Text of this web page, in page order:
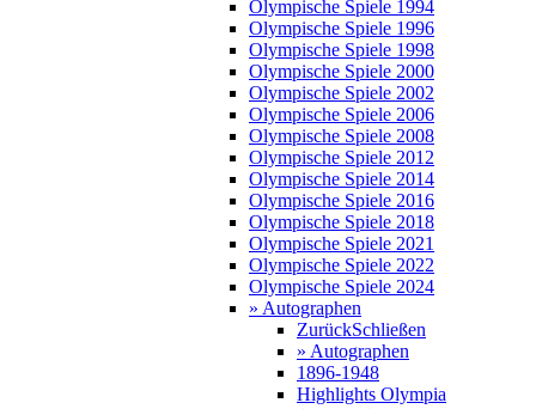
Olympische Spiele 1994
Olympische Spiele 1996
Olympische Spiele 1998
Olympische Spiele 2000
Olympische Spiele 2002
Olympische Spiele 2006
Olympische Spiele 2008
Olympische Spiele 2012
Olympische Spiele 2014
Olympische Spiele 2016
Olympische Spiele 2018
Olympische Spiele 2021
Olympische Spiele 2022
Olympische Spiele 2024
» Autographen
ZurückSchließen
» Autographen
1896-1948
Highlights Olympia